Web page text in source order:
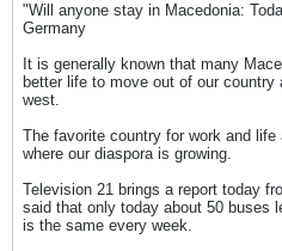
"Will anyone stay in Macedonia:
Germany
It is generally known that many
better life to move out of our
west.
The favorite country for work and
where our diaspora is growing.
Television 21 brings a report today
said that only today about 50 buses
is the same every week.